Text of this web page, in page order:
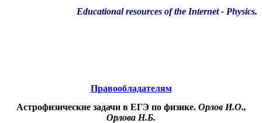
Educational resources of the Internet- Physics.
Правообладателям
Астрофизические задачи в ЕГЭ по физике. Орлов И.О.,
Орлова Н.Б.